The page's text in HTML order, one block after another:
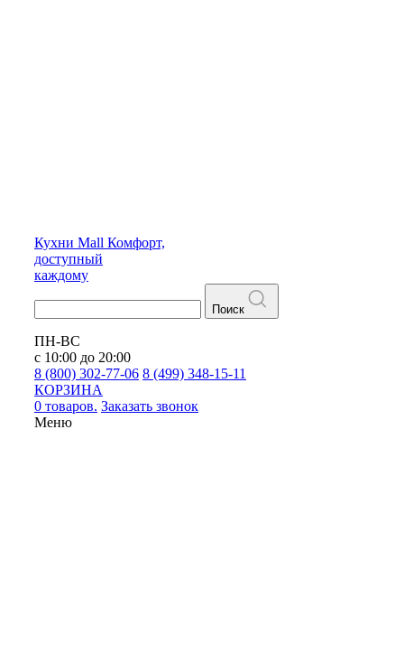
Кухни Mall Комфорт,
доступный
каждому
Поиск
ПН-ВС
с 10:00 до 20:00
8 (800) 302-77-06 8 (499) 348-15-11
КОРЗИНА
0 товаров. Заказать звонок
Меню